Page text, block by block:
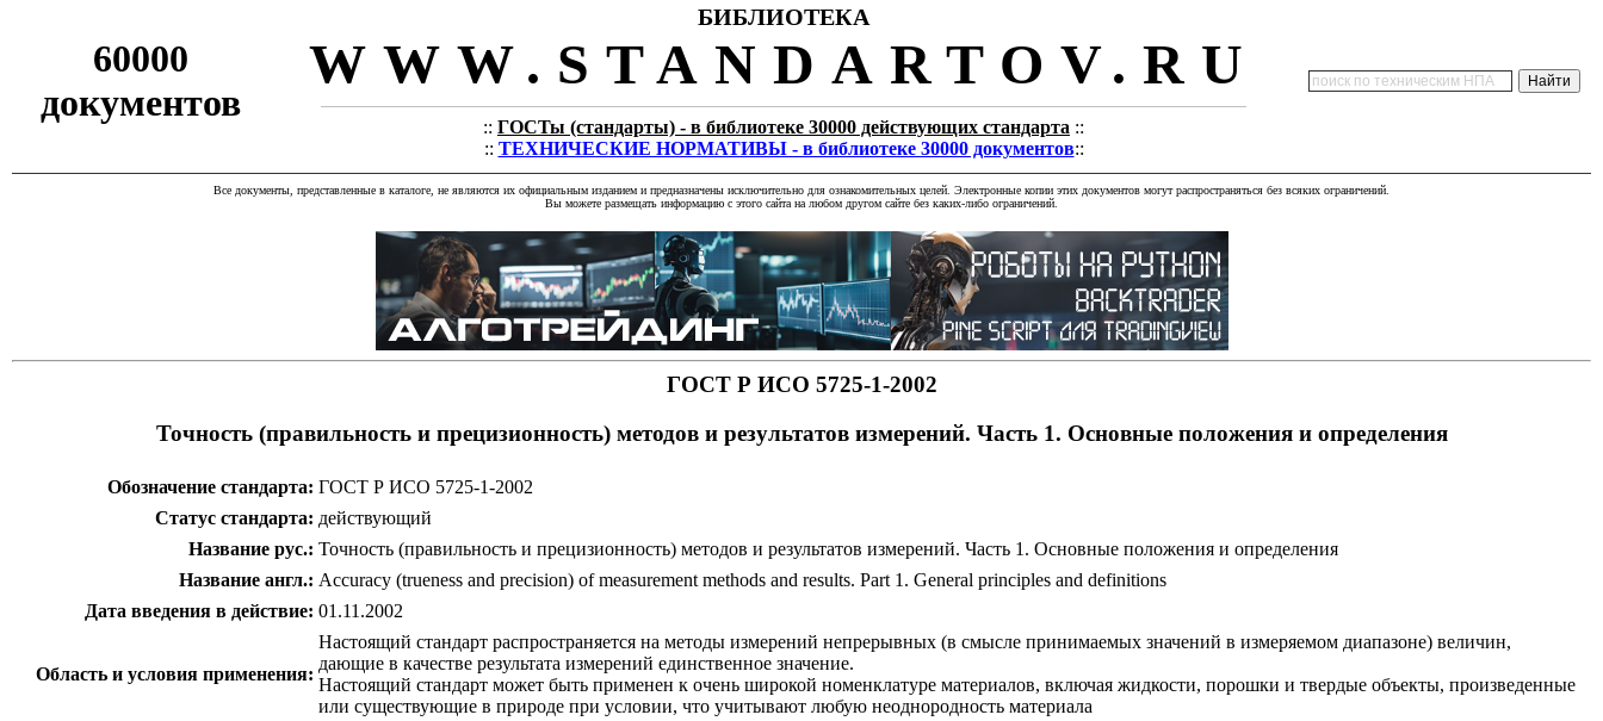
60000
документов
БИБЛИОТЕКА
WWW.STANDARTOV.RU
:: ГОСТы (стандарты) - в библиотеке 30000 действующих стандарта ::
:: ТЕХНИЧЕСКИЕ НОРМАТИВЫ - в библиотеке 30000 документов::
Все документы, представленные в каталоге, не являются их официальным изданием и предназначены исключительно для ознакомительных целей. Электронные копии этих документов могут распространяться без всяких ограничений.
Вы можете размещать информацию с этого сайта на любом другом сайте без каких-либо ограничений.
ГОСТ Р ИСО 5725-1-2002
Точность (правильность и прецизионность) методов и результатов измерений. Часть 1. Основные положения и определения
Обозначение стандарта: ГОСТ Р ИСО 5725-1-2002
Статус стандарта: действующий
Название рус.: Точность (правильность и прецизионность) методов и результатов измерений. Часть 1. Основные положения и определения
Название англ.: Accuracy (trueness and precision) of measurement methods and results. Part 1. General principles and definitions
Дата введения в действие: 01.11.2002
Область и условия применения:
Настоящий стандарт распространяется на методы измерений непрерывных (в смысле принимаемых значений в измеряемом диапазоне) величин,
дающие в качестве результата измерений единственное значение.
Настоящий стандарт может быть применен к очень широкой номенклатуре материалов, включая жидкости, порошки и твердые объекты, произведенные
или существующие в природе при условии, что учитывают любую неоднородность материала